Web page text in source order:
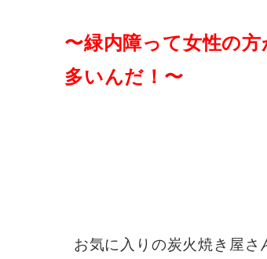
〜緑内障って女性の方
多いんだ！〜
お気に入りの炭火焼き屋さ